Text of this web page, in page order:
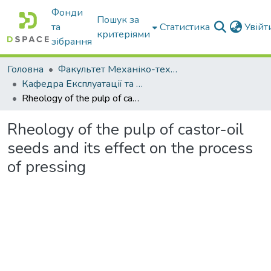
Фонди
та
зібрання
Пошук за
критеріями
Статистика
Головна
Факультет Механіко-технологічний
Кафедра Експлуатації та технічного сервісу машин
Rheology of the pulp of castor-oil seeds and its effect on the process of pressing
Rheology of the pulp of castor-oil
seeds and its effect on the process
of pressing